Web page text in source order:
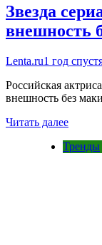
Звезда
внешность
Lenta.ru1 год
Российская
внешность без
Читать далее
Тренды